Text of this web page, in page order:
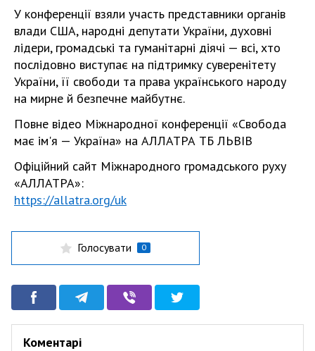
У конференції взяли участь представники органів
влади США, народні депутати України, духовні
лідери, громадські та гуманітарні діячі — всі, хто
послідовно виступає на підтримку суверенітету
України, її свободи та права українського народу
на мирне й безпечне майбутнє.
Повне відео Міжнародної конференції «Свобода
має ім'я — Україна» на АЛЛАТРА ТБ ЛЬВІВ
Офіційний сайт Міжнародного громадського руху
«АЛЛАТРА»:
https://allatra.org/uk
Голосувати 0
Коментарі